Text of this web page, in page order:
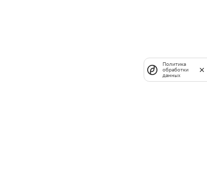
Политика
обработки
данных